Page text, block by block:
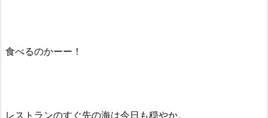
食べるのかーー！
レストランのすぐ先の海は今日も穏やか。